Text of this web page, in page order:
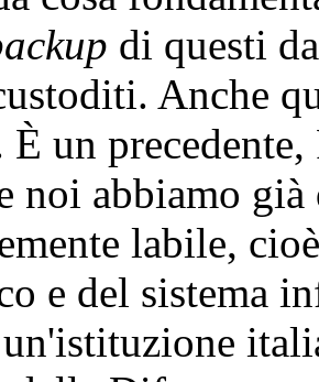
di questi
Anche
un
noi abbiamo già
labile,
e del sistema